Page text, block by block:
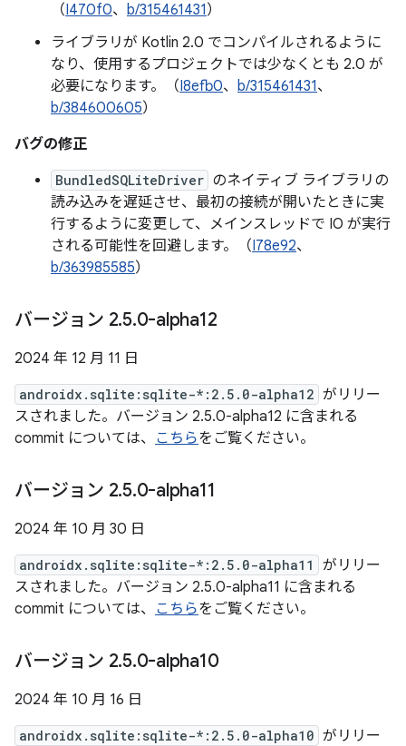
（I470f0、 b/315461431）
ライブラリが Kotlin 2.0 でコンパイルされるように
なり、使用するプロジェクトでは少なくとも 2.0 が
必要になります。（I8efb0、 b/315461431、
b/384600605）
バグの修正
BundledSQLiteDriver のネイティブ ライブラリの
読み込みを遅延させ、最初の接続が開いたときに実
行するように変更して、メインスレッドで IO が実行
される可能性を回避します。（I78e92、
b/363985585）
バージョン 2.5.0-alpha12
2024 年 12 月 11 日
androidx.sqlite:sqlite-*:2.5.0-alpha12 がリリー
スされました。バージョン 2.5.0-alpha12 に含まれる
commit については、 こちらをご覧ください。
バージョン 2.5.0-alpha11
2024 年 10 月 30 日
androidx.sqlite:sqlite-*:2.5.0-alpha11
がリリー
スされました。バージョン 2.5.0-alpha11 に含まれる
commit については、 こちらをご覧ください。
バージョン 2.5.0-alpha10
2024 年 10 月 16 日
androidx.sqlite:sqlite-*:2.5.0-alpha10 がリリー